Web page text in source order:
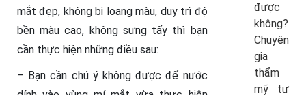
mắt đẹp, không bị loang màu, duy trì độ
bền màu cao, không sưng tấy thì bạn
cần thực hiện những điều sau:
– Bạn cần chú ý không được để nước
được
không?
Chuyên
gia
thẩm
mỹ tư